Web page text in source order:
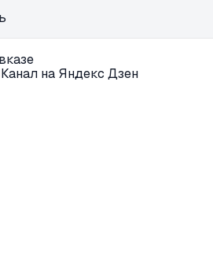
Канал на Яндекс Дзен